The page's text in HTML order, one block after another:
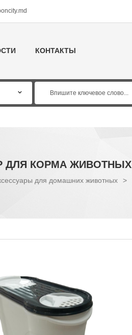
КОНТАКТЫ
ДЛЯ КОРМА ЖИВОТНЫХ
для домашних животных >